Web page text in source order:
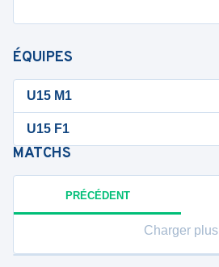
ÉQUIPES
U15 M1
U15 F1
MATCHS
PRÉCÉDENT
Charger plus